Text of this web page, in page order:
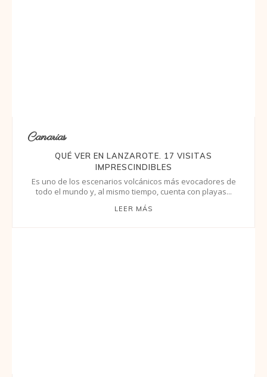
Canarias
QUÉ VER EN LANZAROTE. 17 VISITAS
IMPRESCINDIBLES
Es uno de los escenarios volcánicos más evocadores de
todo el mundo y, al mismo tiempo, cuenta con playas...
LEER MÁS